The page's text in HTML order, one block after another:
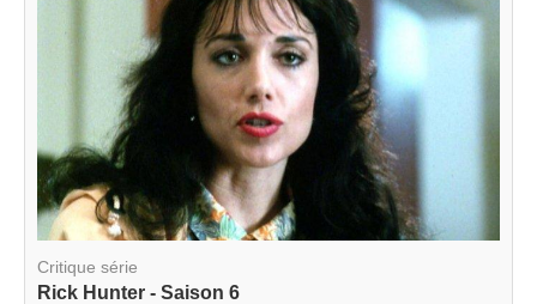
Critique série
Rick Hunter - Saison 6